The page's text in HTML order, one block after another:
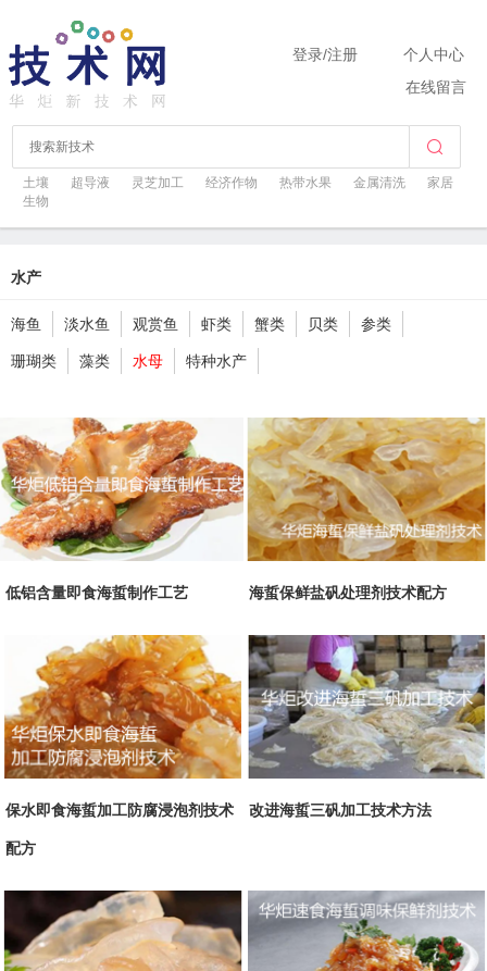
土壤 超导液 灵芝加工 经济作物 热带水果 金属清洗
家居
生物
登录/注册
个人中心
在线留言
水产
海鱼 淡水鱼 观赏鱼 虾类 蟹类 贝类 参类
珊瑚类 藻类 水母 特种水产
低铝含量即食海蜇制作工艺 海蜇保鲜盐矾处理剂技术配方
保水即食海蜇加工防腐浸泡剂技术
配方
改进海蜇三矾加工技术方法